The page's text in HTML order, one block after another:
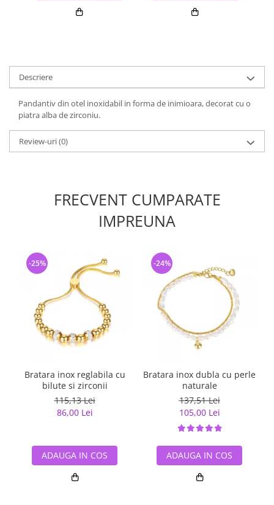
Descriere
Pandantiv din otel inoxidabil in forma de inimioara, decorat cu o
piatra alba de zirconiu.
Review-uri(0)
FRECVENT CUMPARATE
IMPREUNA
Bratara inox reglabila cu
bilute si zirconii
115,13 Lei
86,00 Lei
-25%
ADAUGA IN COS
Bratara inox dubla cu perle
naturale
137,51 Lei
105,00 Lei
-24%
ADAUGA IN COS